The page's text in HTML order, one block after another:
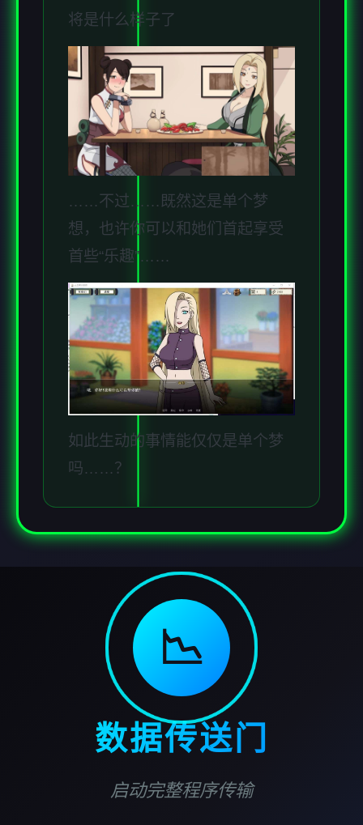
将是什么样子了
……不过……既然这是单个梦
想，也许你可以和她们首起享受
首些“乐趣”……
如此生动的事情能仅仅是单个梦
吗……？
📉
数据传送门
启动完整程序传输